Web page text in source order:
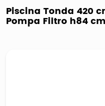
elenchi telefonici
orologio parete
Piscina Tonda 420
Pompa Filtro h84 cm